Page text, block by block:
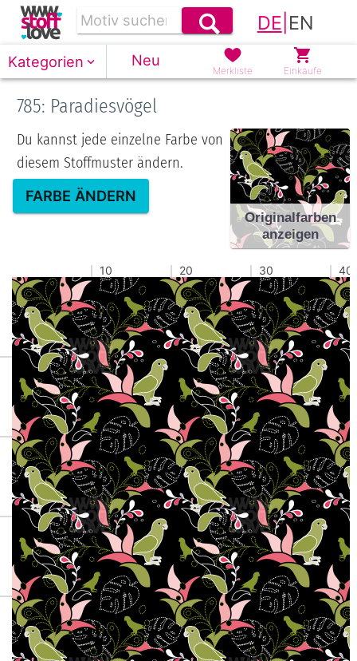
DE EN
Kategorien Neu
Merkliste Einkäufe
785: Paradiesvögel
Du kannst jede einzelne Farbe von
diesem Stoffmuster ändern.
FARBE ÄNDERN
Originalfarben
anzeigen